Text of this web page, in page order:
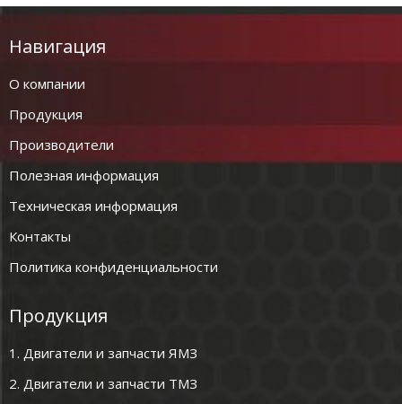
Навигация
О компании
Продукция
Производители
Полезная информация
Техническая информация
Контакты
Политика конфиденциальности
Продукция
1. Двигатели и запчасти ЯМЗ
2. Двигатели и запчасти ТМЗ